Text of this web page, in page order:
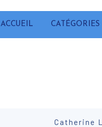
ACCUEIL CATÉGORIES
Catherine